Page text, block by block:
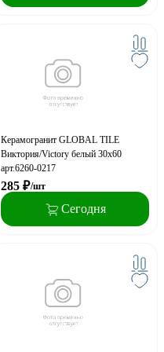
Керамогранит GLOBAL TILE
Виктория/Victory белый 30x60
арт.6260-0217
285 ₽/шт
Сегодня